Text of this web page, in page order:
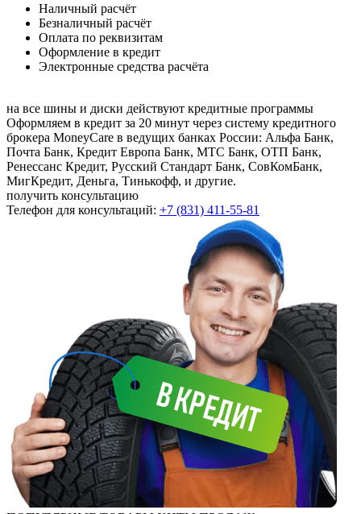
Наличный расчёт
Безналичный расчёт
Оплата по реквизитам
Оформление в кредит
Электронные средства расчёта
на все шины и диски действуют кредитные программы
Оформляем в кредит за 20 минут через систему кредитного
брокера MoneyCare в ведущих банках России: Альфа Банк,
Почта Банк, Кредит Европа Банк, МТС Банк, ОТП Банк,
Ренессанс Кредит, Русский Стандарт Банк, СовКомБанк,
МигКредит, Деньга, Тинькофф, и другие.
получить консультацию
Телефон для консультаций: +7 (831) 411-55-81